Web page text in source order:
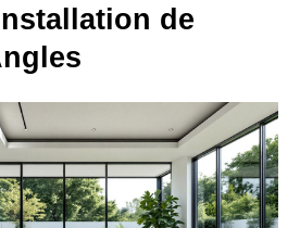
de